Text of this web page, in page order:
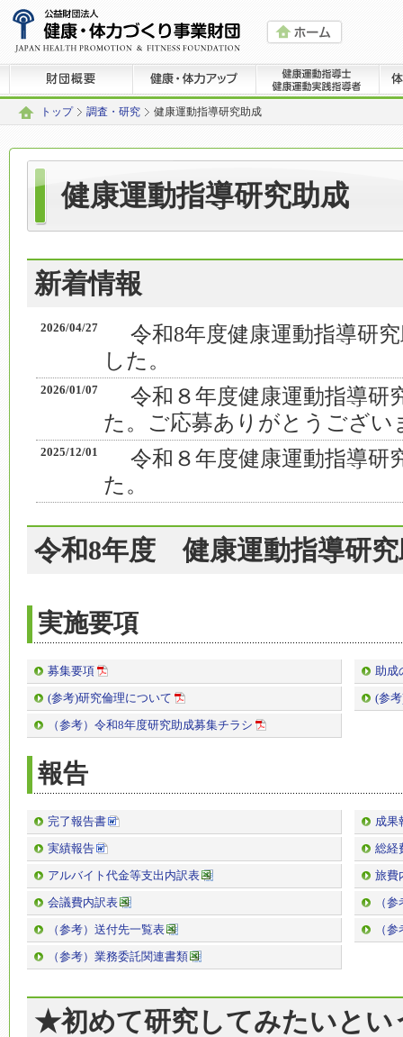
トップ 調査・研究 健康運動指導研究助成
健康運動指導研究助成
新着情報
2026/04/27
令和8年度健康運動指導研
した。
2026/01/07
令和８年度健康運動指導研
た。ご応募ありがとうござい
2025/12/01
令和８年度健康運動指導研
た。
令和8年度 健康運動指導研究
実施要項
募集要項
助成
(参考)研究倫理について
(参
（参考）令和8年度研究助成募集チラシ
報告
完了報告書
成果
実績報告
総経
アルバイト代金等支出内訳表
旅費
会議費内訳表
（
（参考）送付先一覧表
（
（参考）業務委託関連書類
★初めて研究してみたいとい